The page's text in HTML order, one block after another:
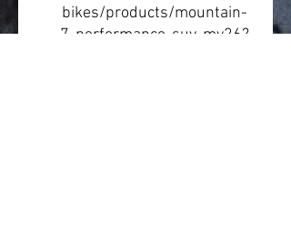
bikes/products/mountain-
7-performance-suv-my26?